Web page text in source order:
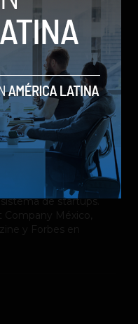
la industria
de startups.
Company México,
y Forbes en